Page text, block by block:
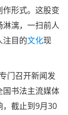
作形式。这股变
漓，一扫前人
注目的文化现
门召开新闻发
书法主流媒体
，截止到9月30